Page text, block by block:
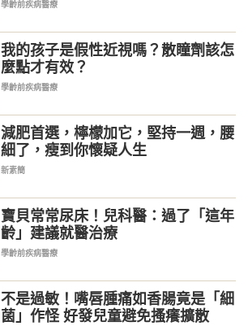
學齡前疾病醫療
我的孩子是假性近視嗎？散瞳劑該怎
麼點才有效？
學齡前疾病醫療
減肥首選，檸檬加它，堅持一週，腰
細了，瘦到你懷疑人生
新素簡
寶貝常常尿床！兒科醫：過了「這年
齡」建議就醫治療
學齡前疾病醫療
不是過敏！嘴唇腫痛如香腸竟是「細
菌」作怪 好發兒童避免搔癢擴散